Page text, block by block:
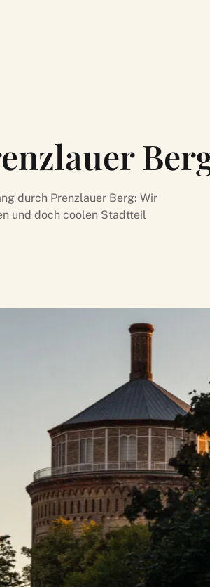
durch Prenzlauer Berg: Wir
und doch coolen Stadtteil